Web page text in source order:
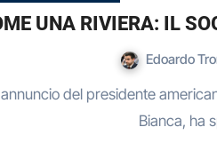
UNA RIVIERA: IL
Edoardo
annuncio del presidente
Bianca, ha